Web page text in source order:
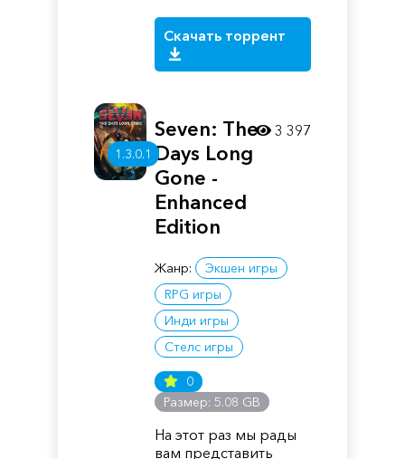
Скачать торрент
1.3.0.1
Seven: The
Days Long
Gone -
Enhanced
Edition
Жанр:
Экшен игры
RPG игры
Инди игры
Стелс игры
0
Размер: 5.08 GB
На этот раз мы рады
вам представить
3 397